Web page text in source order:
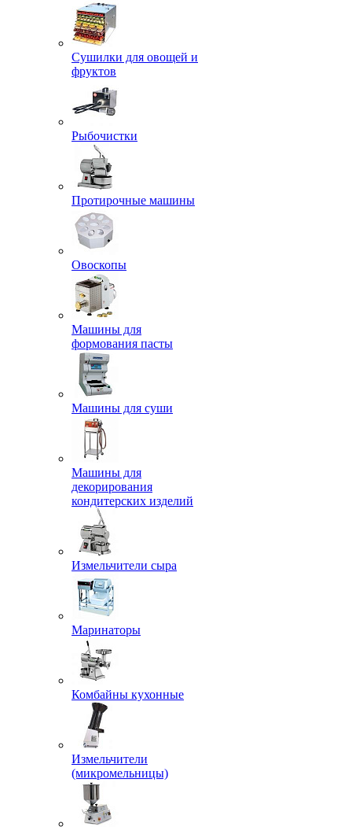
Сушилки для овощей и
фруктов
Рыбочистки
Протирочные машины
Овоскопы
Машины для
формования пасты
Машины для суши
Машины для
декорирования
кондитерских изделий
Измельчители сыра
Маринаторы
Комбайны кухонные
Измельчители
(микромельницы)